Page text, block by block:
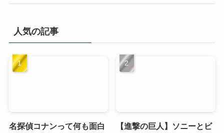
人気の記事
名探偵コナンって何も面白
【進撃の巨人】ソニーとビ